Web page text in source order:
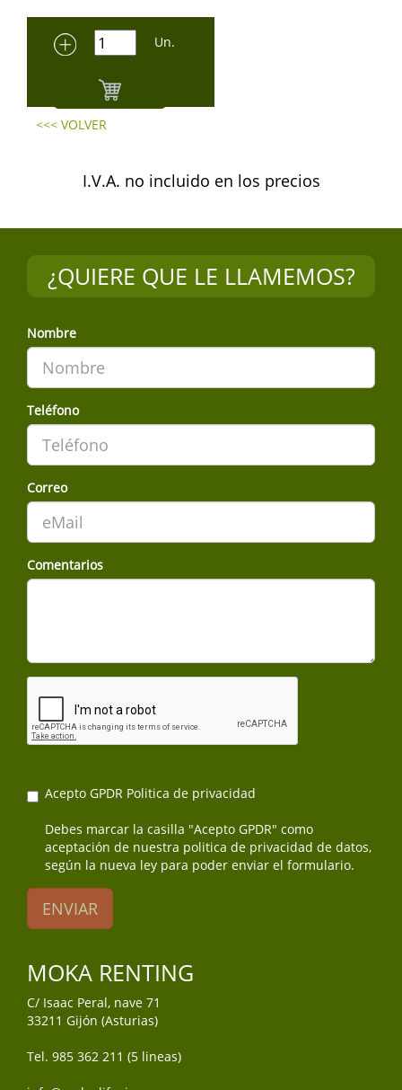
Un.
<<< VOLVER
I.V.A. no incluido en los precios
¿QUIERE QUE LE LLAMEMOS?
Nombre
Teléfono
Correo
Comentarios
Acepto GPDR Politica de privacidad
Debes marcar la casilla "Acepto GPDR" como
aceptación de nuestra politica de privacidad de datos,
según la nueva ley para poder enviar el formulario.
ENVIAR
MOKA RENTING
C/ Isaac Peral, nave 71
33211 Gijón (Asturias)
Tel. 985 362 211 (5 lineas)